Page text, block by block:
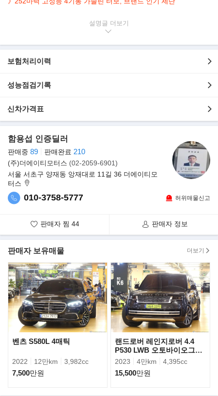
- 세련된 화이트 바디
- 깔끔하게 관리된 실내/외관 보유
징이며, 반자율주행 기술과 제스처
컨트롤, 컨시어지 서비스 등 같은 최신의 편의 장비가 적용됐다.
차체는 커졌으나 무게는 가벼워졌다. 전장·전폭·전고는 4,936mm,
1,868mm, 1,479mm로 각각 29mm, 8mm, 15mm
늘어났다. 공차중량(유럽기준)은 최대 115kg까지 줄었으며 새롭게
디자인된 섀시와 낮은 무게중심, 균형 잡힌
무게배분, 뛰어난 강성 등을 통해 보다 역동적인 주행 경험과 안락
설명글
보험처리이력
성능점검기록
신차가격표
함용섭 인증딜러
판매중 89 판매완료 210
(주)더에이티모터스 (02-2059-6901)
서울 서초구 양재동 앙재대로 11길 36 더에이티모
터스
010-3758-5777 허위매물신고
판매자 찜 44 판매자 정보
판매자 보유매물 더보기
벤츠 S580L 4매틱
2022 12만km 3,982cc
7,500만원
랜드로버 레인지로버 4.4
P530 LWB 오토바이오그래
피
2023 4만km 4,395cc
15,500만원